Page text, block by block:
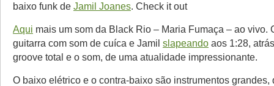
baixo funk de Jamil Joanes. Check it out
Aqui mais um som da Black Rio – Maria Fumaça – ao vivo.
guitarra com som de cuíca e Jamil slapeando aos 1:28,
groove total e o som, de uma atualidade impressionante.
O baixo elétrico e o contra-baixo são instrumentos grandes,